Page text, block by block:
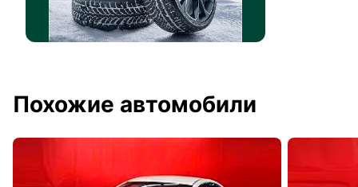
Похожие автомобили